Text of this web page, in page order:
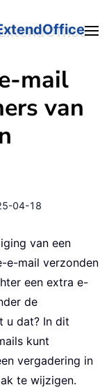
mail
van
04-18
van een
e-mail verzonden
een extra e-
de
u dat? In dit
kunt
vergadering in
te wijzigen.